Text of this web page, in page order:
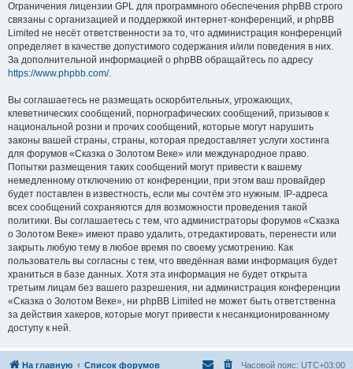
Ограничения лицензии GPL для программного обеспечения phpBB строго
связаны с организацией и поддержкой интернет-конференций, и phpBB
Limited не несёт ответственности за то, что администрация конференций
определяет в качестве допустимого содержания и/или поведения в них.
За дополнительной информацией о phpBB обращайтесь по адресу
https://www.phpbb.com/.
Вы соглашаетесь не размещать оскорбительных, угрожающих,
клеветнических сообщений, порнографических сообщений, призывов к
национальной розни и прочих сообщений, которые могут нарушить
законы вашей страны, страны, которая предоставляет услуги хостинга
для форумов «Сказка о Золотом Веке» или международное право.
Попытки размещения таких сообщений могут привести к вашему
немедленному отключению от конференции, при этом ваш провайдер
будет поставлен в известность, если мы сочтём это нужным. IP-адреса
всех сообщений сохраняются для возможности проведения такой
политики. Вы соглашаетесь с тем, что администраторы форумов «Сказка
о Золотом Веке» имеют право удалить, отредактировать, перенести или
закрыть любую тему в любое время по своему усмотрению. Как
пользователь вы согласны с тем, что введённая вами информация будет
храниться в базе данных. Хотя эта информация не будет открыта
третьим лицам без вашего разрешения, ни администрация конференции
«Сказка о Золотом Веке», ни phpBB Limited не может быть ответственна
за действия хакеров, которые могут привести к несанкционированному
доступу к ней.
На главную Список форумов Часовой пояс: UTC+03:00